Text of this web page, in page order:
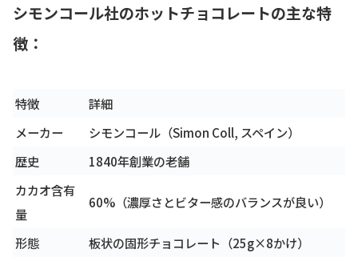
シモンコール社のホットチョコレートの主な特
徴：
特徴
詳細
メーカー
シモンコール（Simon Coll, スペイン）
歴史
1840年創業の老舗
カカオ含有
量
60%（濃厚さとビター感のバランスが良い）
形態 板状の固形チョコレート（25g×8かけ）